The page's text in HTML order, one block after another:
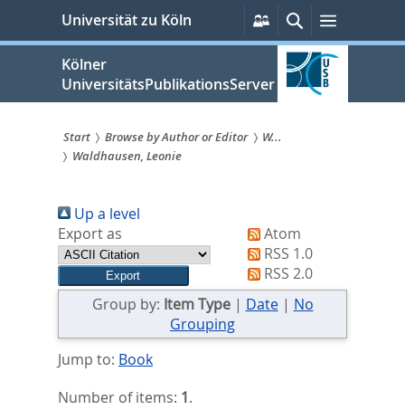
springen
Universität zu Köln
Persönliche
Services
SucheMenü
Kölner
UniversitätsPublikationsServer
Sie
sind
hier:
Start Browse by Author or Editor
W...
Waldhausen, Leonie
Up a level
Export as
Atom
RSS 1.0
RSS 2.0
Group by: Item Type| Date| No
Grouping
Jump to: Book
Number of items: 1.